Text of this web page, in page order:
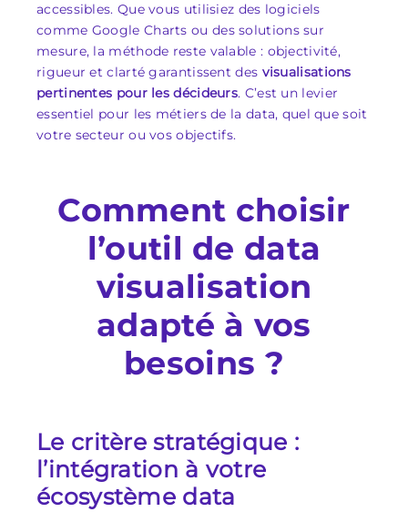
accessibles. Que vous utilisiez des logiciels
comme Google Charts ou des solutions sur
mesure, la méthode reste valable : objectivité,
rigueur et clarté garantissent des visualisations
pertinentes pour les décideurs. C’est un levier
essentiel pour les métiers de la data, quel que soit
votre secteur ou vos objectifs.
Comment choisir
l’outil de data
visualisation
adapté à vos
besoins ?
Le critère stratégique :
l’intégration à votre
écosystème data